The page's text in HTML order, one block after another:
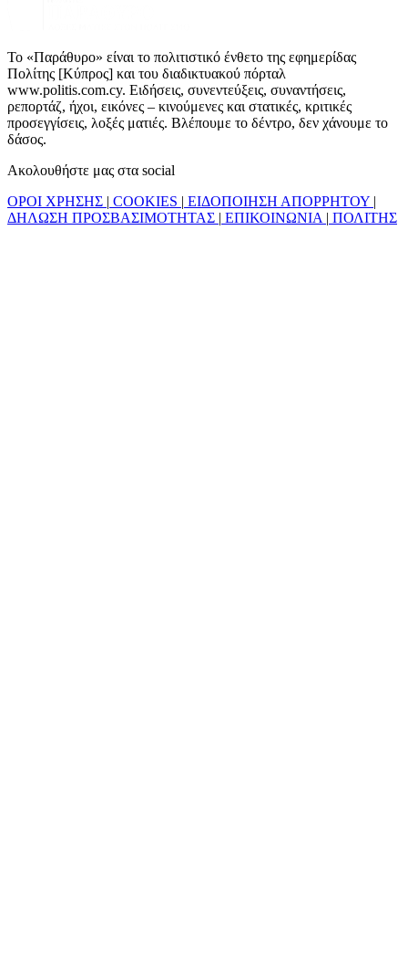
Το «Παράθυρο» είναι το πολιτιστικό ένθετο της εφημερίδας
Πολίτης [Κύπρος] και του διαδικτυακού πόρταλ
www.politis.com.cy. Ειδήσεις, συνεντεύξεις, συναντήσεις,
ρεπορτάζ, ήχοι, εικόνες – κινούμενες και στατικές, κριτικές
προσεγγίσεις, λοξές ματιές. Βλέπουμε το δέντρο, δεν χάνουμε το
δάσος.
Ακολουθήστε μας στα social
ΟΡΟΙ ΧΡΗΣΗΣ | COOKIES | ΕΙΔΟΠΟΙΗΣΗ ΑΠΟΡΡΗΤΟΥ |
ΔΗΛΩΣΗ ΠΡΟΣΒΑΣΙΜΟΤΗΤΑΣ | ΕΠΙΚΟΙΝΩΝΙΑ | ΠΟΛΙΤΗΣ